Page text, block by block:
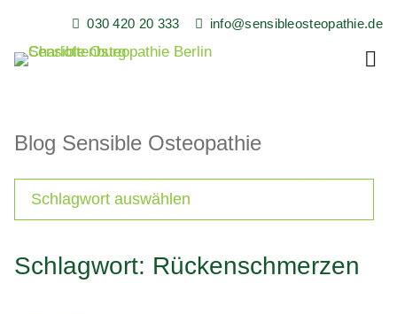
content
030 420 20 333 info@sensibleosteopathie.de
Heilpraxis, Florian
Buchmüller
Blog Sensible Osteopathie
Schlagwort: Rückenschmerzen